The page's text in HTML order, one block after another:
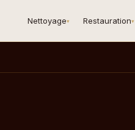
Nettoyage▾ Restauration▾